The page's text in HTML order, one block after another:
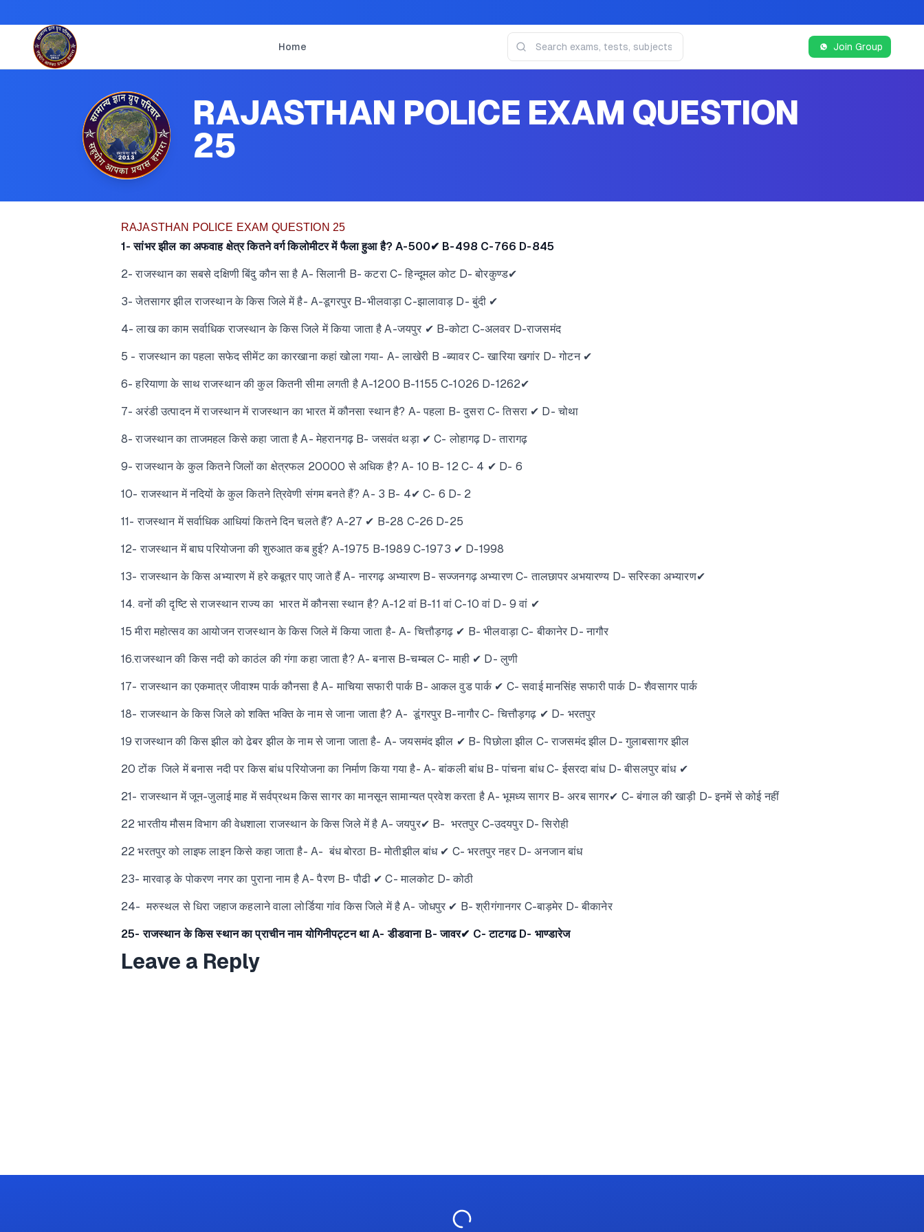
Home Join Group
RAJASTHAN POLICE EXAM QUESTION
25
RAJASTHAN POLICE EXAM QUESTION 25
1- सांभर झील का अफवाह क्षेत्र कितने वर्ग किलोमीटर में फैला हुआ है? A-500✔ B-498 C-766 D-845
2- राजस्थान का सबसे दक्षिणी बिंदु कौन सा है A- सिलानी B- कटरा C- हिन्दूमल कोट D- बोरकुण्ड✔
3- जेतसागर झील राजस्थान के किस जिले में है- A-डूगरपुर B-भीलवाड़ा C-झालावाड़ D- बुंदी ✔
4- लाख का काम सर्वाधिक राजस्थान के किस जिले में किया जाता है A-जयपुर ✔ B-कोटा C-अलवर D-राजसमंद
5 - राजस्थान का पहला सफेद सीमेंट का कारखाना कहां खोला गया- A- लाखेरी B -ब्यावर C- खारिया खगांर D- गोटन ✔
6- हरियाणा के साथ राजस्थान की कुल कितनी सीमा लगती है A-1200 B-1155 C-1026 D-1262✔
7- अरंडी उत्पादन में राजस्थान में राजस्थान का भारत में कौनसा स्थान है? A- पहला B- दुसरा C- तिसरा ✔ D- चोथा
8- राजस्थान का ताजमहल किसे कहा जाता है A- मेहरानगढ़ B- जसवंत थड़ा ✔ C- लोहागढ़ D- तारागढ़
9- राजस्थान के कुल कितने जिलों का क्षेत्रफल 20000 से अधिक है? A- 10 B- 12 C- 4 ✔ D- 6
10- राजस्थान में नदियों के कुल कितने त्रिवेणी संगम बनते हैं? A- 3 B- 4✔ C- 6 D- 2
11- राजस्थान में सर्वाधिक आधियां कितने दिन चलते हैं? A-27 ✔ B-28 C-26 D-25
12- राजस्थान में बाघ परियोजना की शुरुआत कब हुई? A-1975 B-1989 C-1973 ✔ D-1998
13- राजस्थान के किस अभ्यारण में हरे कबूतर पाए जाते हैं A- नारगढ़ अभ्यारण B- सज्जनगढ़ अभ्यारण C- तालछापर अभयारण्य D- सरिस्का अभ्यारण✔
14. वनों की दृष्टि से राजस्थान राज्य का भारत में कौनसा स्थान है? A-12 वां B-11 वां C-10 वां D- 9 वां ✔
15 मीरा महोत्सव का आयोजन राजस्थान के किस जिले में किया जाता है- A- चित्तौड़गढ़ ✔ B- भीलवाड़ा C- बीकानेर D- नागौर
16.राजस्थान की किस नदी को काठंल की गंगा कहा जाता है? A- बनास B-चम्बल C- माही ✔ D- लुणी
17- राजस्थान का एकमात्र जीवाश्म पार्क कौनसा है A- माचिया सफारी पार्क B- आकल वुड पार्क ✔ C- सवाई मानसिंह सफारी पार्क D- शैवसागर पार्क
18- राजस्थान के किस जिले को शक्ति भक्ति के नाम से जाना जाता है? A- डूंगरपुर B-नागौर C- चित्तौड़गढ़ ✔ D- भरतपुर
19 राजस्थान की किस झील को ढेबर झील के नाम से जाना जाता है- A- जयसमंद झील ✔ B- पिछोला झील C- राजसमंद झील D- गुलाबसागर झील
20 टोंक जिले में बनास नदी पर किस बांध परियोजना का निर्माण किया गया है- A- बांकली बांध B- पांचना बांध C- ईसरदा बांध D- बीसलपुर बांध ✔
21- राजस्थान में जून-जुलाई माह में सर्वप्रथम किस सागर का मानसून सामान्यत प्रवेश करता है A- भूमध्य सागर B- अरब सागर✔ C- बंगाल की खाड़ी D- इनमें से कोई नहीं
22 भारतीय मौसम विभाग की वेधशाला राजस्थान के किस जिले में है A- जयपुर✔ B- भरतपुर C-उदयपुर D- सिरोही
22 भरतपुर को लाइफ लाइन किसे कहा जाता है- A- बंध बोरठा B- मोतीझील बांध ✔ C- भरतपुर नहर D- अनजान बांध
23- मारवाड़ के पोकरण नगर का पुराना नाम है A- पैरण B- पौढी ✔ C- मालकोट D- कोठी
24- मरुस्थल से धिरा जहाज कहलाने वाला लोर्डिया गांव किस जिले में है A- जोधपुर ✔ B- श्रीगंगानगर C-बाड़मेर D- बीकानेर
25- राजस्थान के किस स्थान का प्राचीन नाम योगिनीपट्टन था A- डीडवाना B- जावर✔ C- टाटगढ D- भाण्डारेज
Leave a Reply